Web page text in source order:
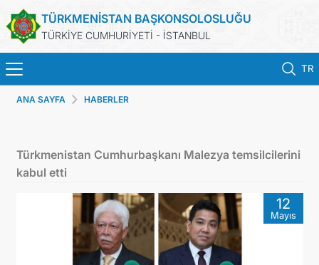
TÜRKMENİSTAN BAŞKONSOLOSLUĞU
TÜRKİYE CUMHURİYETİ - İSTANBUL
TR
KONSOLOSLUK RANDEVU SISTEMI
KONSOLOSLUK IŞLEMLERI
ANA SAYFA HABERLER
Türkmenistan Cumhurbaşkanı Malezya temsilcilerini
kabul etti
12
Mayıs